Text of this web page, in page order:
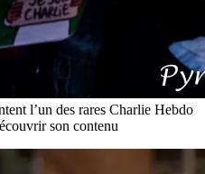
l’un des rares Charlie Hebdo
son contenu